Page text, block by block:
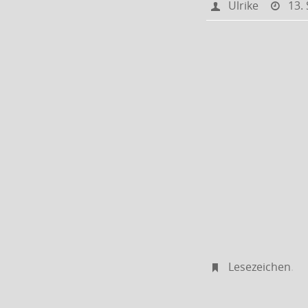
Ulrike 13.
Lesezeichen.